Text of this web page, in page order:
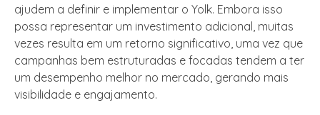
ajudem a definir e implementar o Yolk. Embora isso
possa representar um investimento adicional, muitas
vezes resulta em um retorno significativo, uma vez que
campanhas bem estruturadas e focadas tendem a ter
um desempenho melhor no mercado, gerando mais
visibilidade e engajamento.